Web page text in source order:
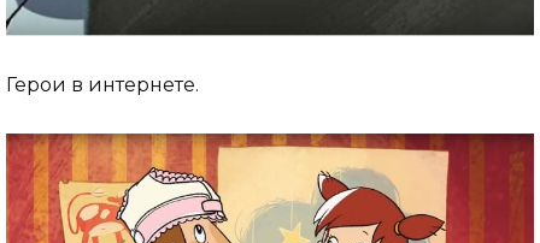
Герои в интернете.